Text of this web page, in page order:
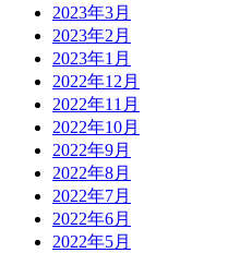
2023年3月
2023年2月
2023年1月
2022年12月
2022年11月
2022年10月
2022年9月
2022年8月
2022年7月
2022年6月
2022年5月